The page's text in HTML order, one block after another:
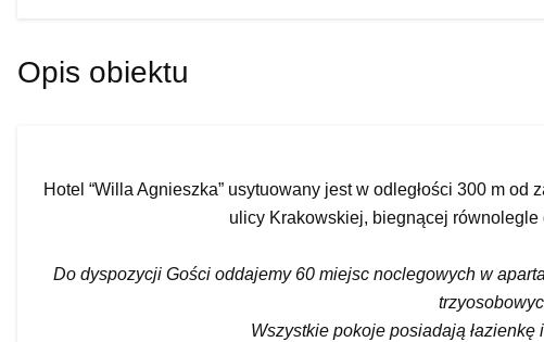
Opis obiektu
Hotel “Willa Agnieszka” usytuowany jest w odległości 300 m
ulicy Krakowskiej, biegnącej
Do dyspozycji Gości oddajemy 60 miejsc noclegowych w
Wszystkie pokoje posiadają łazienkę